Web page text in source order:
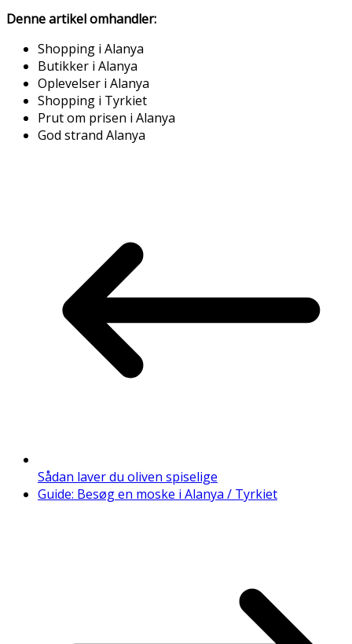
Denne artikel omhandler:
Shopping i Alanya
Butikker i Alanya
Oplevelser i Alanya
Shopping i Tyrkiet
Prut om prisen i Alanya
God strand Alanya
Sådan laver du oliven spiselige
Guide: Besøg en moske i Alanya / Tyrkiet